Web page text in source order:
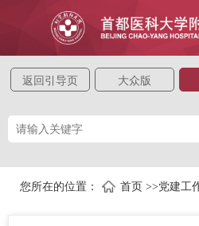
返回引导页 大众版
您所在的位置： 首页 >>党建工